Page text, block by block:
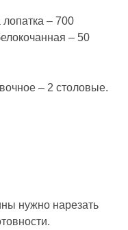
– 700
– 50
– 2 столовые.
нужно нарезать